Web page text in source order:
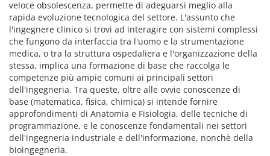
veloce obsolescenza, permette di adeguarsi meglio alla
rapida evoluzione tecnologica del settore. L'assunto che
l'ingegnere clinico si trovi ad interagire con sistemi complessi
che fungono da interfaccia tra l'uomo e la strumentazione
medica, o tra la struttura ospedaliera e l'organizzazione della
stessa, implica una formazione di base che raccolga le
competenze più ampie comuni ai principali settori
dell'ingegneria. Tra queste, oltre alle ovvie conoscenze di
base (matematica, fisica, chimica) si intende fornire
approfondimenti di Anatomia e Fisiologia, delle tecniche di
programmazione, e le conoscenze fondamentali nei settori
dell'ingegneria industriale e dell'informazione, nonchè della
bioingegneria.